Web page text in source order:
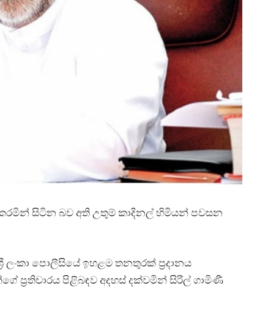
සිටින බව අති උතුම් කාදිනල් හිමියන් පවසන
පොලීසියේ ඉහළම තනතුරක් ප්‍රදානය
ප්‍රතිචාරය පිළිබඳව අදහස් දක්වමින් සිරිල් ගාමිණී